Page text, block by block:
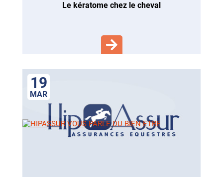
le kératome chez le cheval
19
MAR